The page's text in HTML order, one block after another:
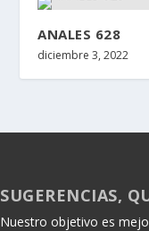
ANALES 628
diciembre 3, 2022
SUGERENCIAS,
Nuestro objetivo es